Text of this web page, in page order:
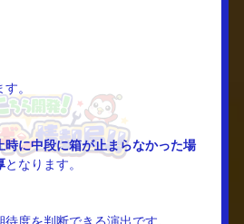
。
時に中段に箱が止まらなかった場
となります。
度を判断できる演出です。